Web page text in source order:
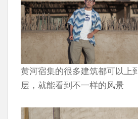
黄河宿集的很多建筑都可以上
层，就能看到不一样的风景